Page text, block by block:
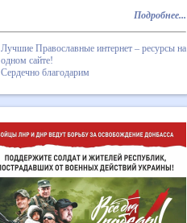
Подробнее...
Лучшие Православные интернет – ресурсы на
одном сайте!
Сердечно благодарим